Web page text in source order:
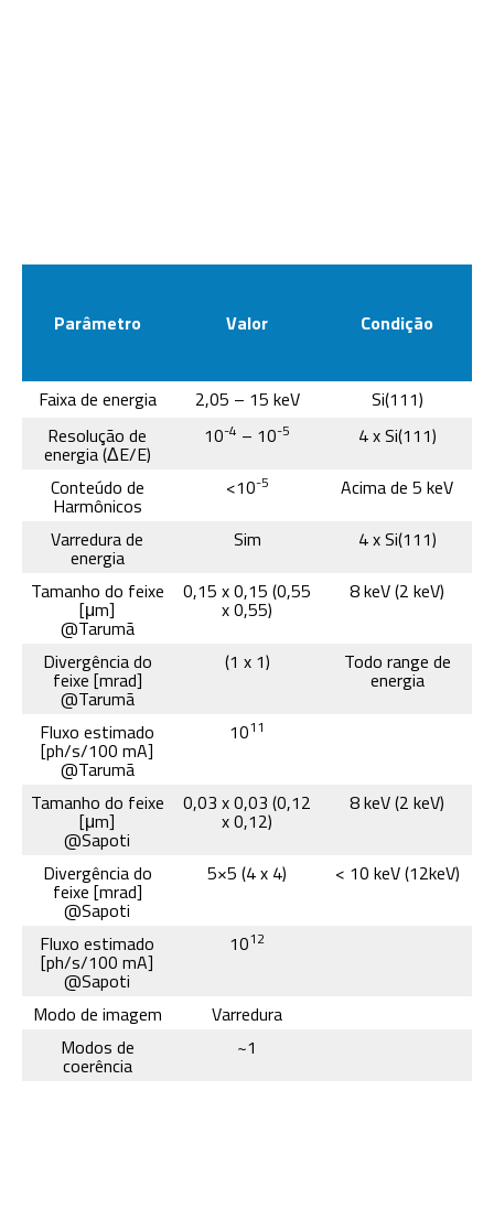
Parâmetro Valor Condição
Faixa de energia 2,05 – 15 keV
Si(111)
Resolução de
energia (ΔE/E)
10-4 – 10-5
4 x Si(111)
Conteúdo de
Harmônicos
<10-5
Acima de 5 keV
Varredura de
energia
Sim
4 x Si(111)
Tamanho do feixe
[μm]
@Tarumã
0,15 x 0,15 (0,55
x 0,55)
8 keV (2 keV)
Divergência do
feixe [mrad]
@Tarumã
(1 x 1) Todo range de
energia
Fluxo estimado
[ph/s/100 mA]
@Tarumã
1011
Tamanho do feixe
[μm]
@Sapoti
0,03 x 0,03 (0,12
x 0,12)
8 keV (2 keV)
Divergência do
feixe [mrad]
@Sapoti
5×5 (4 x 4) < 10 keV (12keV)
Fluxo estimado
[ph/s/100 mA]
@Sapoti
1012
Modo de imagem
Varredura
Modos de
coerência
~1